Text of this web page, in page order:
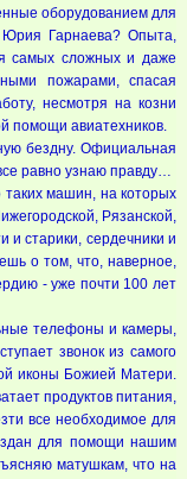
оборудованием для
Юрия Гарнаева? Опыта,
самых сложных и даже
пожарами, спасая
несмотря на козни
помощи авиатехников.
бездну. Официальная
равно узнаю правду…
таких машин, на которых
Рязанской,
и старики, сердечники и
о том, что, наверное,
- уже почти 100 лет
телефоны и камеры,
звонок из самого
иконы Божией Матери.
продуктов питания,
все необходимое для
для помощи нашим
матушкам, что на